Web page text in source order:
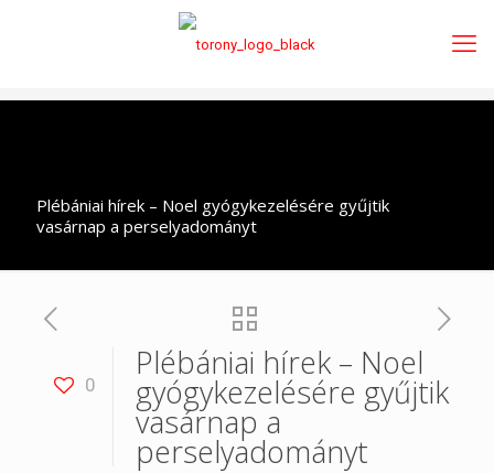
Plébániai hírek – Noel gyógykezelésére gyűjtik
vasárnap a perselyadományt
0
Plébániai hírek – Noel
gyógykezelésére gyűjtik
vasárnap a
perselyadományt